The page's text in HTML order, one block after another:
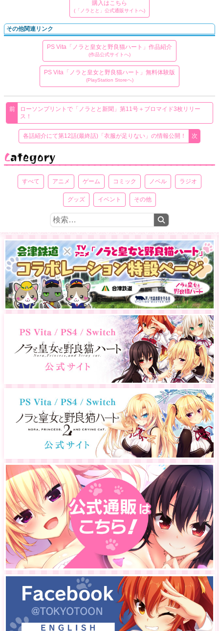
購入はこちら
(「ノラとと」公式通販サイトへ)
その他関連リンク
PS Vita「ノラと皇女と野良猫ハート」作品紹介
(作品公式サイトへ)
PS Vita「ノラと皇女と野良猫ハート」無料体験版
(PlayStation Storeへ)
ローソンプリントで「ノラとと新聞」第11号＋ブロマイド3枚リリー
ス！
各話紹介にて第12話(最終話)「衣服が足りない」の情報公開！
Category
すべて アニメ ゲーム コミック ノベル ラジオ
グッズ イベント その他